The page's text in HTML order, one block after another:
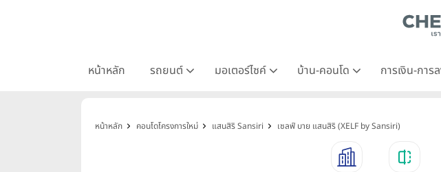
หน้าหลัก รถยนต์ มอเตอร์ไซค์ บ้าน-คอนโด การเงิน-การ
หน้าหลัก คอนโดโครงการใหม่ แสนสิริ Sansiri เซลฟ์ บาย แสนสิริ (XELF by Sansiri)